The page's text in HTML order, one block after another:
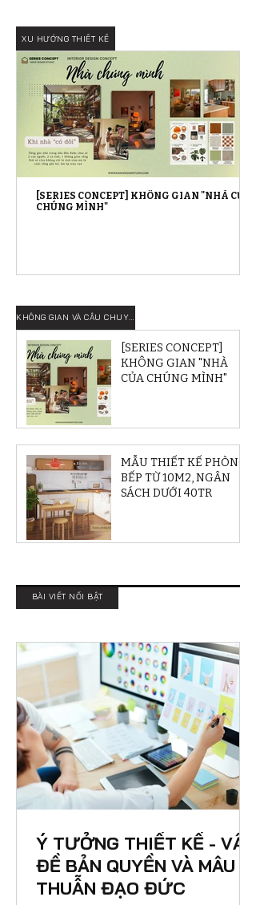
XU HƯỚNG THIẾT KẾ
[SERIES CONCEPT] KHÔNG GIAN "NHÀ CỦA
CHÚNG MÌNH"
KHÔNG GIAN VÀ CÂU CHUYỆN
[SERIES CONCEPT]
KHÔNG GIAN "NHÀ
CỦA CHÚNG MÌNH"
MẪU THIẾT KẾ PHÒNG
BẾP TỪ 10M2, NGÂN
SÁCH DƯỚI 40TR
BÀI VIẾT NỔI BẬT
Ý TƯỞNG THIẾT KẾ - VẤN
ĐỀ BẢN QUYỀN VÀ MÂU
THUẪN ĐẠO ĐỨC